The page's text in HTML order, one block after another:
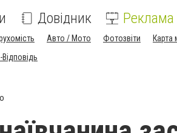
Довідник Реклама
Авто / Мото Фотозвіти Карта